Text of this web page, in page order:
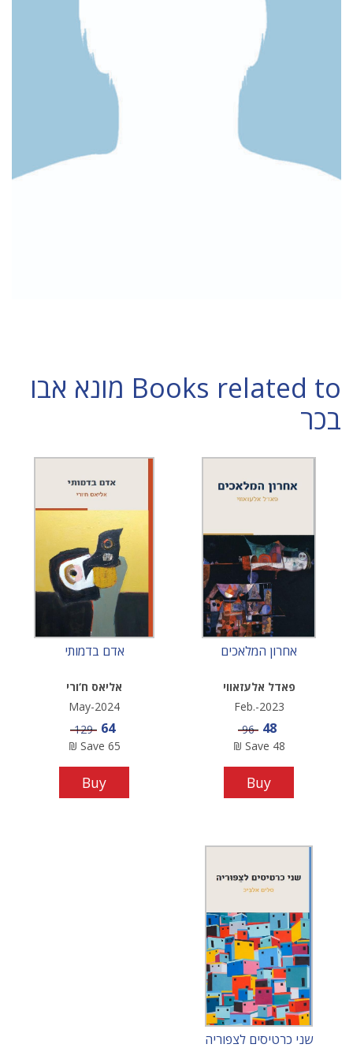
Books related to מונא אבו
בכר
אחרון המלאכים
פאדל אלעזאווי
Feb.-2023
Sale price
48
Price
96
Save 48
₪
Buy
אדם בדמותי
אליאס ח‘ורי
May-2024
Sale price
64
Price
129
Save 65
₪
Buy
שני כרטיסים לצפוריה